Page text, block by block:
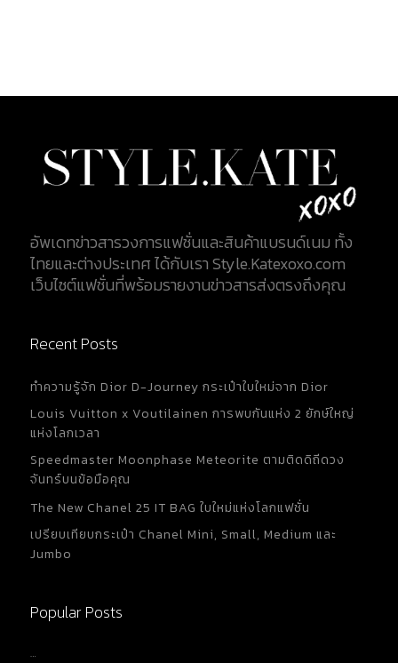
ได้รับความสนใจอีกครั้ง และขึ้นมาเป็นอันดับหนึ่งของ
เสื้อผ้าที่มีขนาดใหญ่ สไตล์หลวมๆ กำลังเป็นที่นิยมมาก
ในวงการแฟชั่น เพราะเครื่องแต่งกาย แนวสตรีทแวร์
เป็นการออกแบบที่สะท้อนถึงเหล่าผู้คนที่เดินอยู่ข้าง
ถนน ไม่ว่าคุณจะเป็นคนรวยหรือคนจน คุณก็สามารถ
เข้าถึงสไตล์เหล่านี้ได้ ทุกคนสามารถจับต้องได้ และ
รองเท้า Balenciaga Triple S ก็ตอบโจทย์ความเป็น
สตรีทแวร์ได้อย่างดีเยี่ยม นั่นยิ่งทำให้ความนิยมของ
อัพเดทข่าวสารวงการแฟชั่นและสินค้าแบรนด์เนม ทั้ง
ไทยและต่างประเทศ ได้กับเรา Style.Katexoxo.com
เว็บไซต์แฟชั่นที่พร้อมรายงานข่าวสารส่งตรงถึงคุณ
Recent Posts
ทำความรู้จัก Dior D-Journey กระเป๋าใบใหม่จาก Dior
Louis Vuitton x Voutilainen การพบกันแห่ง 2 ยักษ์ใหญ่
แห่งโลกเวลา
Speedmaster Moonphase Meteorite ตามติดดิถีดวง
จันทร์บนข้อมือคุณ
The New Chanel 25 IT BAG ใบใหม่แห่งโลกแฟชั่น
เปรียบเทียบกระเป๋า Chanel Mini, Small, Medium และ
Jumbo
Popular Posts
…